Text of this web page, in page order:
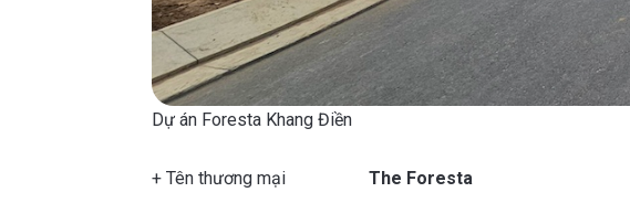
Dự án Foresta Khang Điền
+ Tên thương mại The Foresta